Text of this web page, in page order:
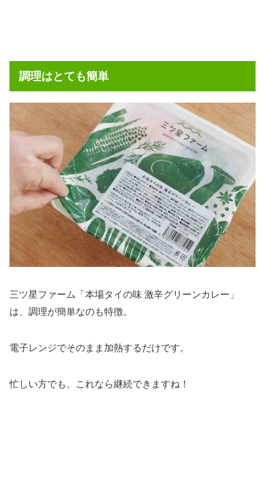
調理はとても簡単
三ツ星ファーム「本場タイの味 激辛グリーンカレー」
は、調理が簡単なのも特徴。
電子レンジでそのまま加熱するだけです。
忙しい方でも、これなら継続できますね！